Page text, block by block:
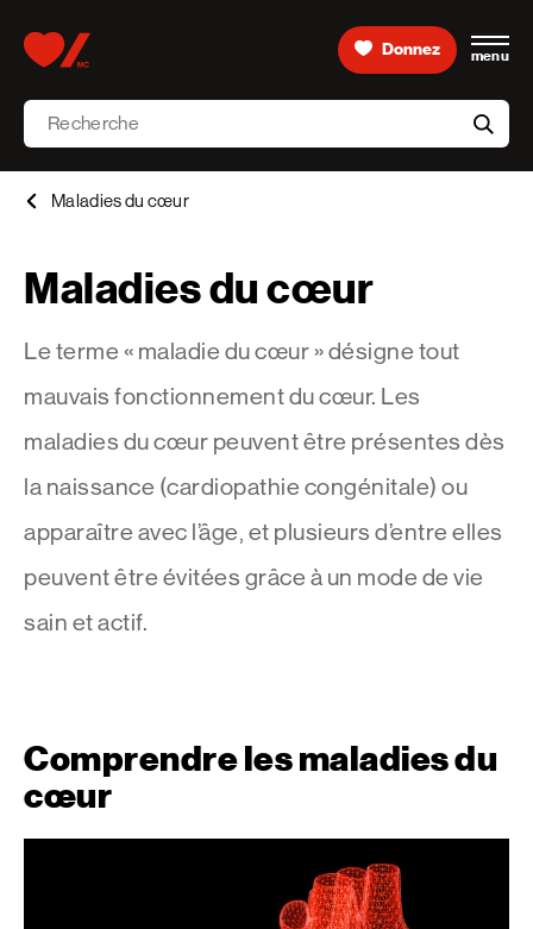
Donnez menu
Recherche
aria-
Maladies du cœur
Maladies du cœur
Le terme « maladie du cœur » désigne tout
mauvais fonctionnement du cœur. Les
maladies du cœur peuvent être présentes dès
la naissance (cardiopathie congénitale) ou
apparaître avec l’âge, et plusieurs d’entre elles
peuvent être évitées grâce à un mode de vie
sain et actif.
Comprendre les maladies du
cœur